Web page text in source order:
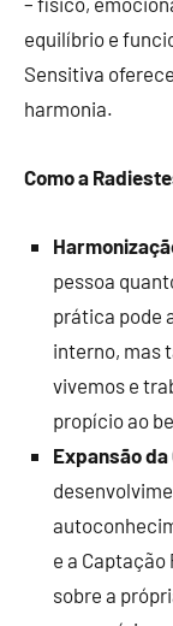
equilíbrio e
Sensitiva
harmonia.
Como a
pessoa
prática pode
interno, mas
vivemos e
propício ao
Expansão
e a
sobre a